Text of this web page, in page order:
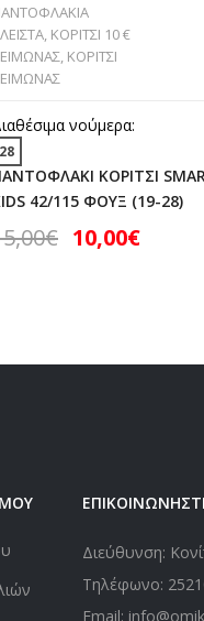
, ΚΟΡΙΤΣΙ 10 €
, ΚΟΡΙΤΣΙ
νούμερα:
28
ΚΟΡΙΤΣΙ
42/115 ΦΟΥΞ (19-28)
€ 10,00€
Διεύθυνση:
Τηλέφωνο:
Email: